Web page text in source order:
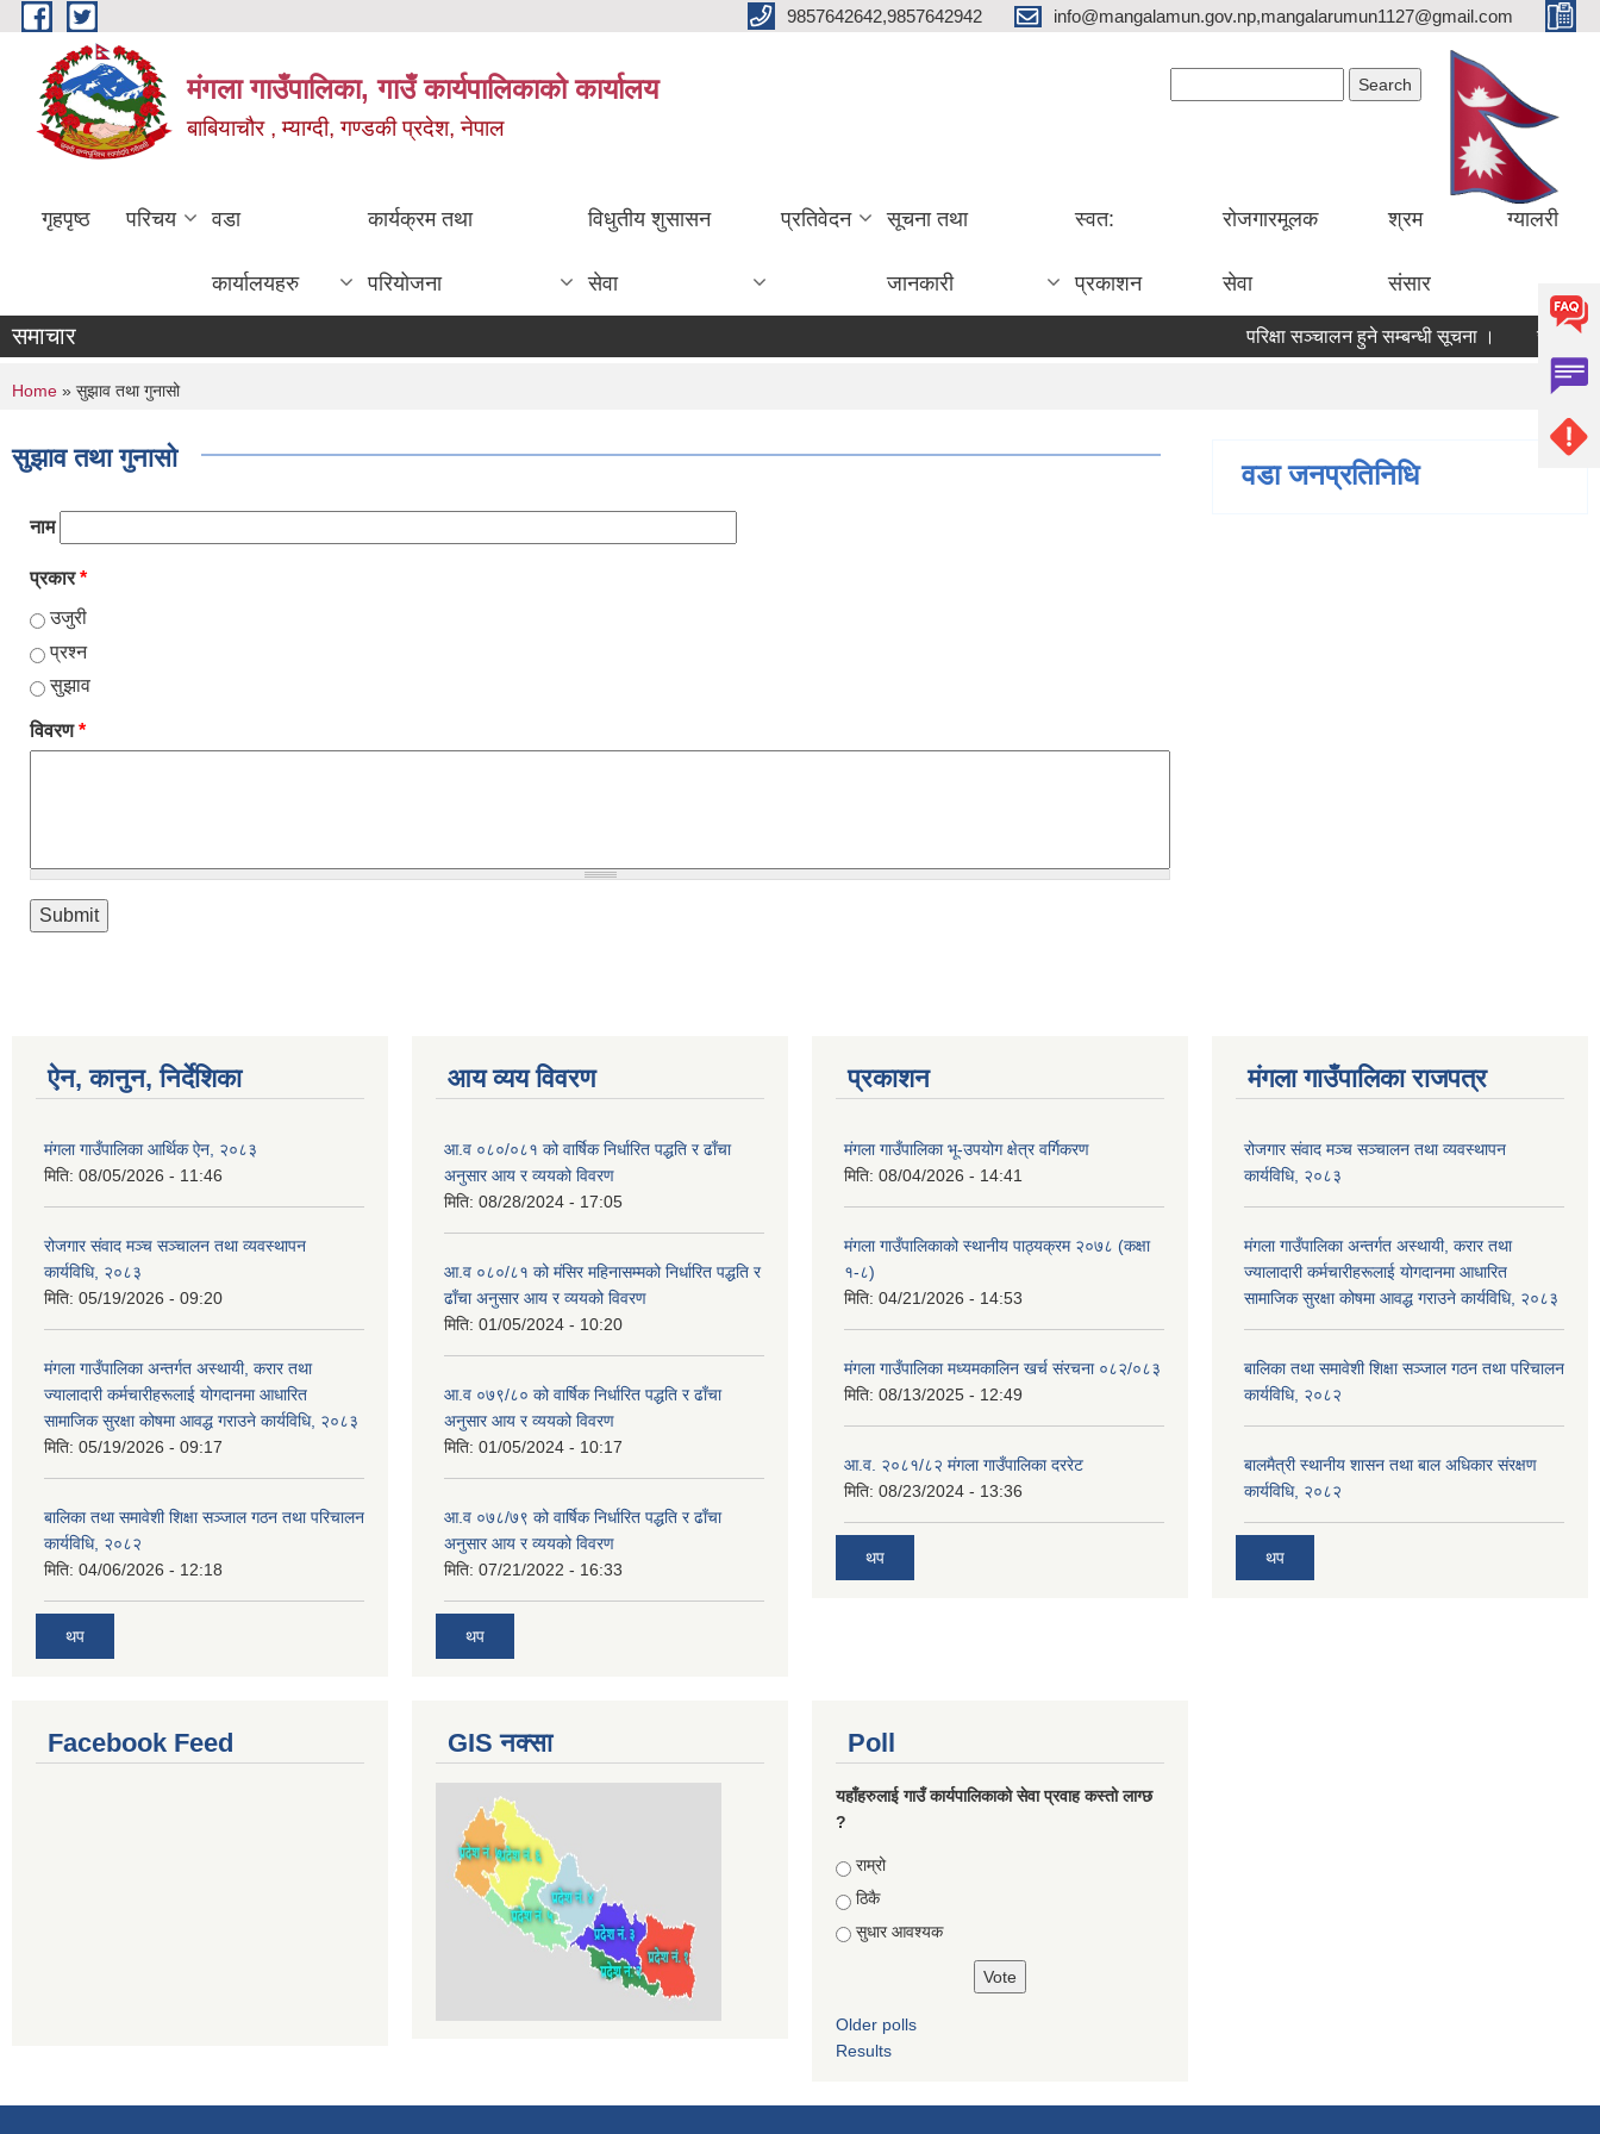
Skip to main content 9857642642,9857642942 info@mangalamun.gov.np,mangalarumun1127@gmail.com
मंगला गाउँपालिका, गाउँ कार्यपालिकाको कार्यालय
बाबियाचौर , म्याग्दी, गण्डकी प्रदेश, नेपाल
गृहपृष्ठ परिचय वडा
कार्यालयहरु
कार्यक्रम तथा
परियोजना
विधुतीय शुसासन
सेवा
प्रतिवेदन सूचना तथा
जानकारी
स्वत:
प्रकाशन
रोजगारमूलक
सेवा
श्रम
संसार
ग्यालरी
समाचार परिक्षा सञ्चालन हुने सम्बन्धी सूचना । सडक
You are here
Home » सुझाव तथा गुनासो
सुझाव तथा गुनासो
नाम
प्रकार*
उजुरी
प्रश्न
सुझाव
विवरण*
वडा जनप्रतिनिधि
ऐन, कानुन, निर्देशिका
मंगला गाउँपालिका आर्थिक ऐन, २०८३
मिति: 08/05/2026 - 11:46
रोजगार संवाद मञ्च सञ्चालन तथा व्यवस्थापन
कार्यविधि, २०८३
मिति: 05/19/2026 - 09:20
मंगला गाउँपालिका अन्तर्गत अस्थायी, करार तथा
ज्यालादारी कर्मचारीहरूलाई योगदानमा आधारित
सामाजिक सुरक्षा कोषमा आवद्ध गराउने कार्यविधि, २०८३
मिति: 05/19/2026 - 09:17
बालिका तथा समावेशी शिक्षा सञ्जाल गठन तथा परिचालन
कार्यविधि, २०८२
मिति: 04/06/2026 - 12:18
थप
आय व्यय विवरण
आ.व ०८०/०८१ को वार्षिक निर्धारित पद्धति र ढाँचा
अनुसार आय र व्ययको विवरण
मिति: 08/28/2024 - 17:05
आ.व ०८०/८१ को मंसिर महिनासम्मको निर्धारित पद्धति र
ढाँचा अनुसार आय र व्ययको विवरण
मिति: 01/05/2024 - 10:20
आ.व ०७९/८० को वार्षिक निर्धारित पद्धति र ढाँचा
अनुसार आय र व्ययको विवरण
मिति: 01/05/2024 - 10:17
आ.व ०७८/७९ को वार्षिक निर्धारित पद्धति र ढाँचा
अनुसार आय र व्ययको विवरण
मिति: 07/21/2022 - 16:33
थप
प्रकाशन
मंगला गाउँपालिका भू-उपयोग क्षेत्र वर्गिकरण
मिति: 08/04/2026 - 14:41
मंगला गाउँपालिकाको स्थानीय पाठ्यक्रम २०७८ (कक्षा
१-८)
मिति: 04/21/2026 - 14:53
मंगला गाउँपालिका मध्यमकालिन खर्च संरचना ०८२/०८३
मिति: 08/13/2025 - 12:49
आ.व. २०८१/८२ मंगला गाउँपालिका दररेट
मिति: 08/23/2024 - 13:36
थप
मंगला गाउँपालिका राजपत्र
रोजगार संवाद मञ्च सञ्चालन तथा व्यवस्थापन
कार्यविधि, २०८३
मंगला गाउँपालिका अन्तर्गत अस्थायी, करार तथा
ज्यालादारी कर्मचारीहरूलाई योगदानमा आधारित
सामाजिक सुरक्षा कोषमा आवद्ध गराउने कार्यविधि, २०८३
बालिका तथा समावेशी शिक्षा सञ्जाल गठन तथा परिचालन
कार्यविधि, २०८२
बालमैत्री स्थानीय शासन तथा बाल अधिकार संरक्षण
कार्यविधि, २०८२
थप
Facebook Feed GIS नक्सा Poll
यहाँहरुलाई गाउँ कार्यपालिकाको सेवा प्रवाह कस्तो लाग्छ
?
Choices
राम्रो
ठिकै
सुधार आवश्यक
Older polls
Results